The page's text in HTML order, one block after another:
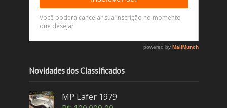
Novidades dos Classificados
MP Lafer 1979